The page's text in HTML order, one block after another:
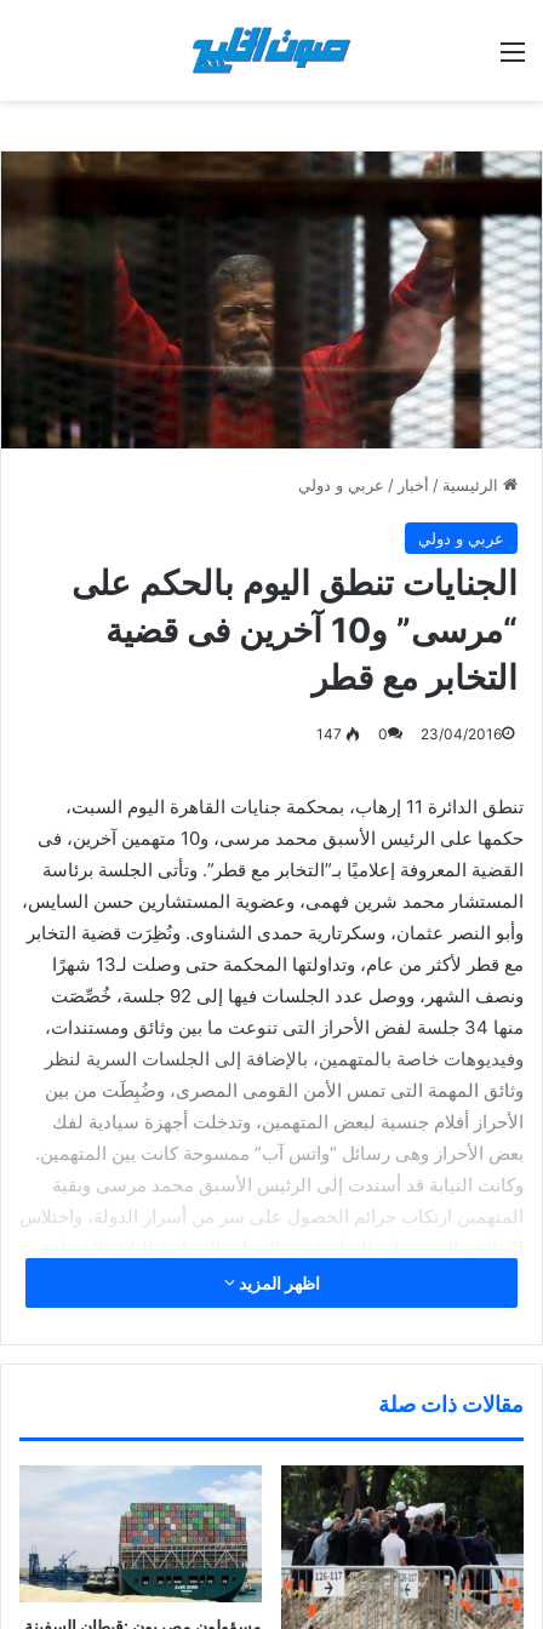
القائمة
الرئيسية / أخبار / عربي و دولي
عربي و دولي
الجنايات تنطق اليوم بالحكم على
“مرسى” و10 آخرين فى قضية
التخابر مع قطر
23/04/2016
0
147
تنطق الدائرة 11 إرهاب، بمحكمة جنايات القاهرة اليوم السبت،
حكمها على الرئيس الأسبق محمد مرسى، و10 متهمين آخرين، فى
القضية المعروفة إعلاميًا بـ”التخابر مع قطر”. وتأتى الجلسة برئاسة
المستشار محمد شرين فهمى، وعضوية المستشارين حسن السايس،
وأبو النصر عثمان، وسكرتارية حمدى الشناوى. ونُظِرَت قضية التخابر
مع قطر لأكثر من عام، وتداولتها المحكمة حتى وصلت لـ13 شهرًا
ونصف الشهر، ووصل عدد الجلسات فيها إلى 92 جلسة، خُصِّصَت
منها 34 جلسة لفض الأحراز التى تنوعت ما بين وثائق ومستندات،
وفيديوهات خاصة بالمتهمين، بالإضافة إلى الجلسات السرية لنظر
وثائق المهمة التى تمس الأمن القومى المصرى، وضُبِطَت من بين
الأحراز أفلام جنسية لبعض المتهمين، وتدخلت أجهزة سيادية لفك
بعض الأحراز وهى رسائل “واتس آب” ممسوحة كانت بين المتهمين.
وكانت النيابة قد أسندت إلى الرئيس الأسبق محمد مرسى وبقية
المتهمين ارتكاب جرائم الحصول على سر من أسرار الدولة، واختلاس
بأمن الدولة وإخفائها وإفشائها إلى دولة أجنبية، والتخابر معها بقصد
الإضرار بمركز البلاد الحربى، والسياسى، والدبلوماسى، والاقتصادى.
شارك هذا الموضوع:
ض
ط
ل
ط
ا
ع
ا
ض
غ
ط
ل
م
ش
ا
ر
ا
ض
غ
ط
م
ش
ا
ر
ن
ق
ر
ل
ل
م
ش
ا
ر
مرتبط
اظهر المزيد
مقالات ذات صلة